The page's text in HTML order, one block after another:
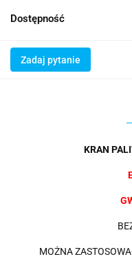
Dostępność
Zadaj pytanie
KRAN
MOŻNA